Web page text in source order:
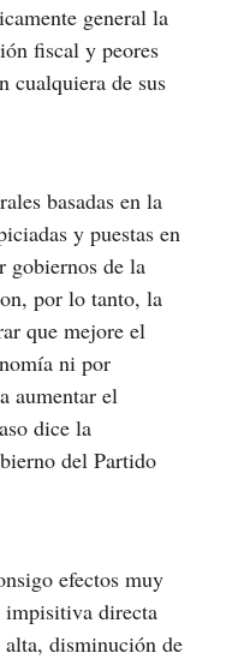
general la
fiscal y peores
cualquiera de sus
basadas en la
y puestas en
gobiernos de la
por lo tanto, la
que mejore el
ni por
aumentar el
dice la
del Partido
efectos muy
impisitiva directa
alta, disminución de